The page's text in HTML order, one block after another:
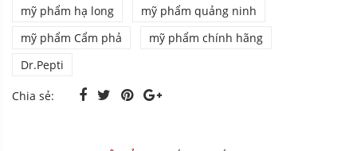
mỹ phẩm hạ long
mỹ phẩm quảng ninh
mỹ phẩm Cẩm phả
mỹ phẩm chính hãng
Dr.Pepti
Chia sẻ: